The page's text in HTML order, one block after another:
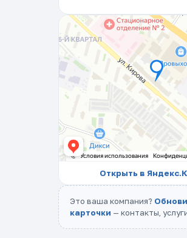
Открыть в
Это ваша компания?
карточки — контакты,